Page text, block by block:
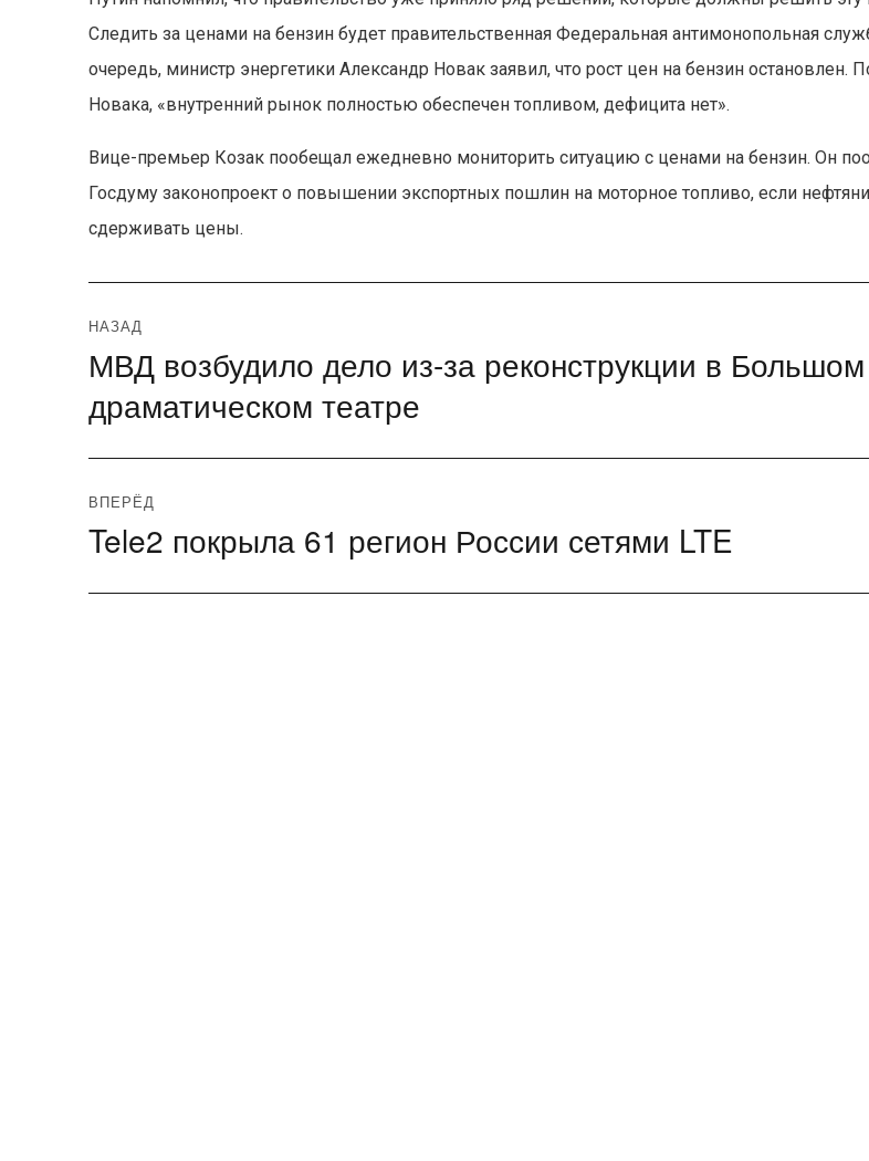
Следить за ценами на бензин будет правительственная Федеральная антимонопольная
очередь, министр энергетики Александр Новак заявил, что рост цен на бензин остановлен.
Новака, «внутренний рынок полностью обеспечен топливом, дефицита нет».
Вице-премьер Козак пообещал ежедневно мониторить ситуацию с ценами на бензин. Он
Госдуму законопроект о повышении экспортных пошлин на моторное топливо, если
сдерживать цены.
Навигация
по
записям
НАЗАД
Предыдущая
запись:
МВД возбудило дело из-за реконструкции в Большом
драматическом театре
ВПЕРЁД
Следующая
Tele2 покрыла 61 регион России сетями LTE